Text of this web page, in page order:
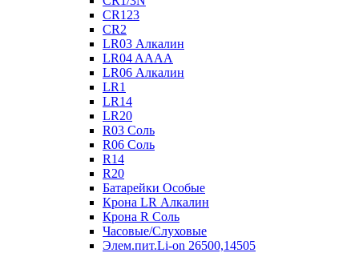
CR123
CR2
LR03 Алкалин
LR04 AAAA
LR06 Алкалин
LR1
LR14
LR20
R03 Соль
R06 Соль
R14
R20
Батарейки Особые
Крона LR Алкалин
Крона R Соль
Часовые/Слуховые
Элем.пит.Li-on 26500,14505